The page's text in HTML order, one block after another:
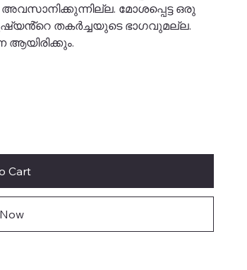
മോശപ്പെട്ട ഒരു
തകർച്ചയുടെ ഭാഗവുമല്ല.
Cart